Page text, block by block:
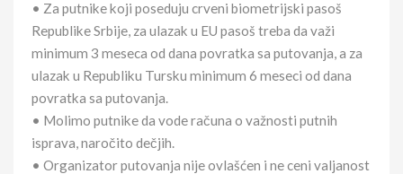
• Za putnike koji poseduju crveni biometrijski pasoš
Republike Srbije, za ulazak u EU pasoš treba da važi
minimum 3 meseca od dana povratka sa putovanja, a za
ulazak u Republiku Tursku minimum 6 meseci od dana
povratka sa putovanja.
• Molimo putnike da vode računa o važnosti putnih
isprava, naročito dečjih.
• Organizator putovanja nije ovlašćen i ne ceni valjanost